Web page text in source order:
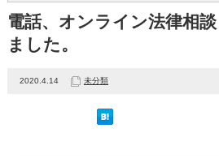
電話、オンライン法律相
ました。
2020.4.14 未分類